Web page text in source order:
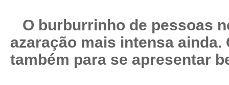
O burburrinho de pessoas
azaração mais intensa ainda.
também para se apresentar